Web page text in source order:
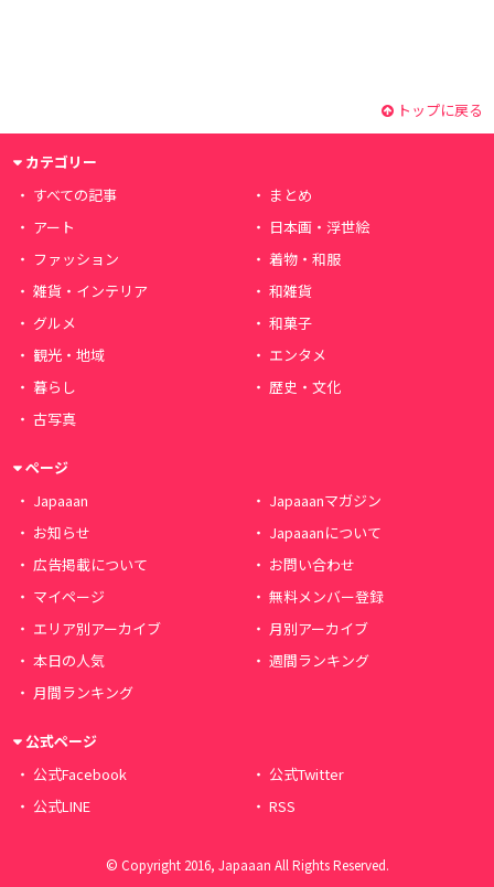
トップに戻る
カテゴリー
すべての記事
まとめ
アート
日本画・浮世絵
ファッション
着物・和服
雑貨・インテリア
和雑貨
グルメ
和菓子
観光・地域
エンタメ
暮らし
歴史・文化
古写真
ページ
Japaaan
Japaaanマガジン
お知らせ
Japaaanについて
広告掲載について
お問い合わせ
マイページ
無料メンバー登録
エリア別アーカイブ
月別アーカイブ
本日の人気
週間ランキング
月間ランキング
公式ページ
公式Facebook
公式Twitter
公式LINE
RSS
© Copyright 2016, Japaaan All Rights Reserved.